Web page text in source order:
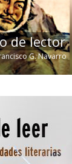
de lector
G. Navarro